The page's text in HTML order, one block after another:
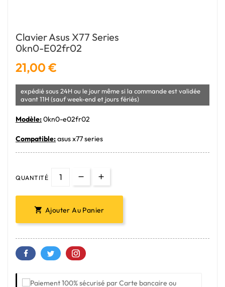
Clavier Asus X77 Series
0kn0-E02fr02
21,00 €
expédié sous 24H ou le jour même si la commande est validée
avant 11H (sauf week-end et jours fériés)
Modèle:0kn0-e02fr02
Compatible:asus x77 series
QUANTITÉ
 Ajouter Au Panier